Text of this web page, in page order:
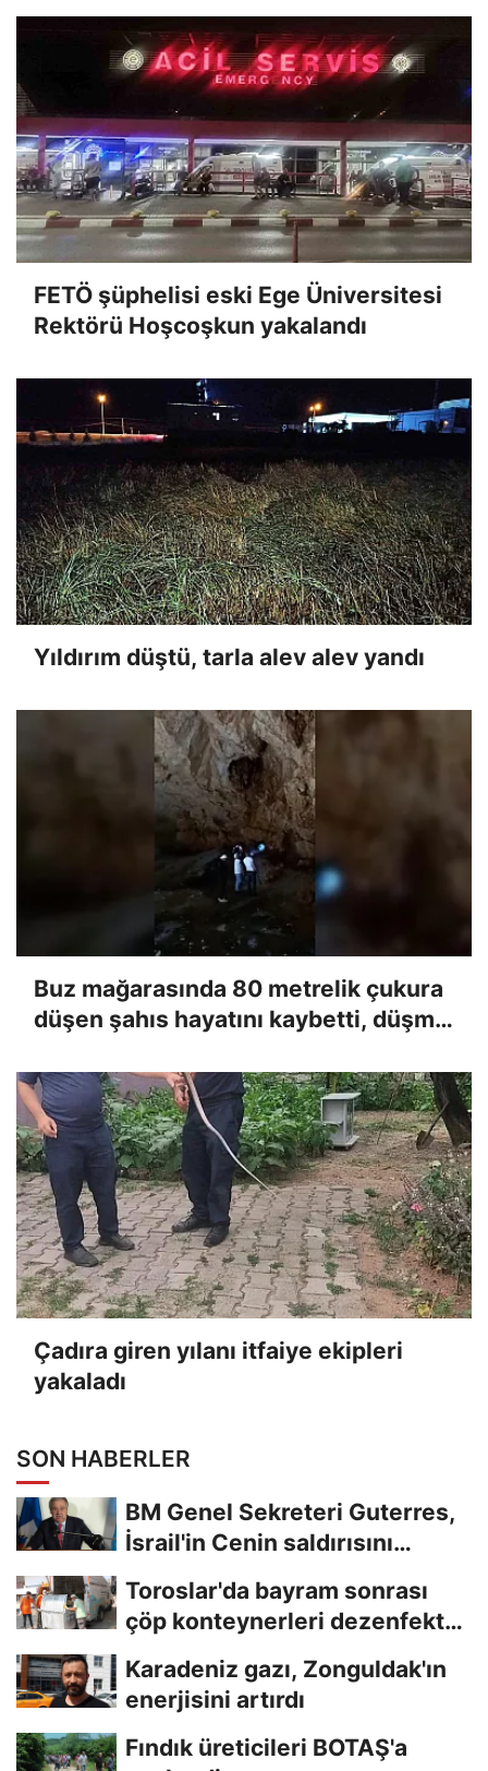
FETÖ şüphelisi eski Ege Üniversitesi
Rektörü Hoşcoşkun yakalandı
Yıldırım düştü, tarla alev alev yandı
Buz mağarasında 80 metrelik çukura
düşen şahıs hayatını kaybetti, düşme
Çadıra giren yılanı itfaiye ekipleri
yakaladı
SON HABERLER
BM Genel Sekreteri Guterres,
İsrail'in Cenin saldırısını
Toroslar'da bayram sonrası
çöp konteynerleri dezenfekte
Karadeniz gazı, Zonguldak'ın
enerjisini artırdı
Fındık üreticileri BOTAŞ'a